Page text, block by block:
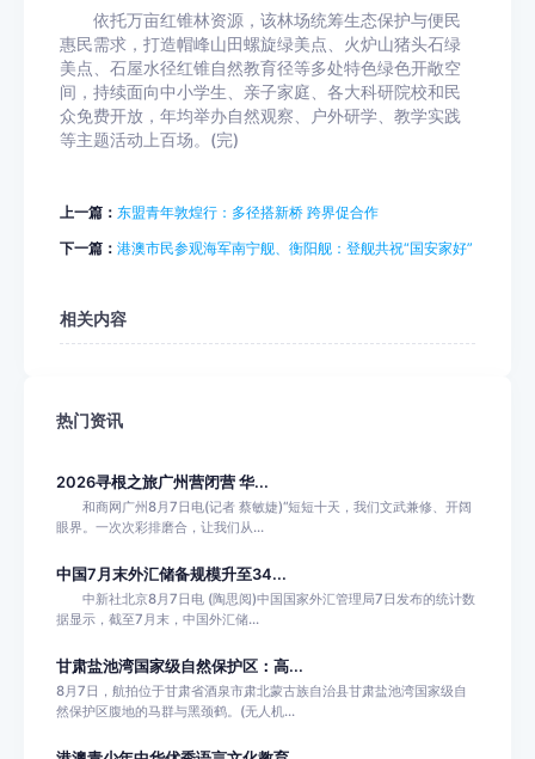
依托万亩红锥林资源，该林场统筹生态保护与便民
惠民需求，打造帽峰山田螺旋绿美点、火炉山猪头石绿
美点、石屋水径红锥自然教育径等多处特色绿色开敞空
间，持续面向中小学生、亲子家庭、各大科研院校和民
众免费开放，年均举办自然观察、户外研学、教学实践
等主题活动上百场。(完)
上一篇： 东盟青年敦煌行：多径搭新桥 跨界促合作
下一篇： 港澳市民参观海军南宁舰、衡阳舰：登舰共祝“国安家好”
相关内容
热门资讯
2026寻根之旅广州营闭营 华...
和商网广州8月7日电(记者 蔡敏婕)“短短十天，我们文武兼修、开阔
眼界。一次次彩排磨合，让我们从...
中国7月末外汇储备规模升至34...
中新社北京8月7日电 (陶思阅)中国国家外汇管理局7日发布的统计数
据显示，截至7月末，中国外汇储...
甘肃盐池湾国家级自然保护区：高...
8月7日，航拍位于甘肃省酒泉市肃北蒙古族自治县甘肃盐池湾国家级自
然保护区腹地的马群与黑颈鹤。(无人机...